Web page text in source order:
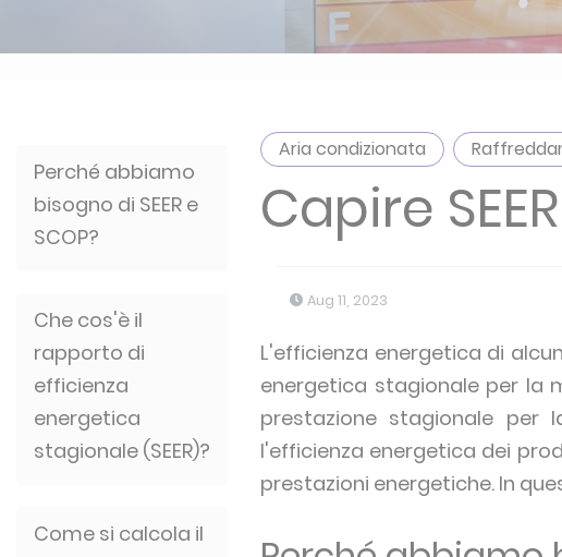
Perché abbiamo
bisogno di SEER e
SCOP?
Che cos'è il
rapporto di
efficienza
energetica
stagionale (SEER)?
Come si calcola il
Aria condizionata
Capire
Aug 11, 2023
L'efficienza energetica di
energetica stagionale per la
prestazione stagionale per
l'efficienza energetica dei
prestazioni energetiche. In